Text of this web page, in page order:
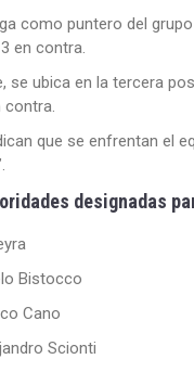
como puntero del
en contra.
se ubica en la tercera
contra.
que se enfrentan el
designadas
Bistocco
Cano
Scionti